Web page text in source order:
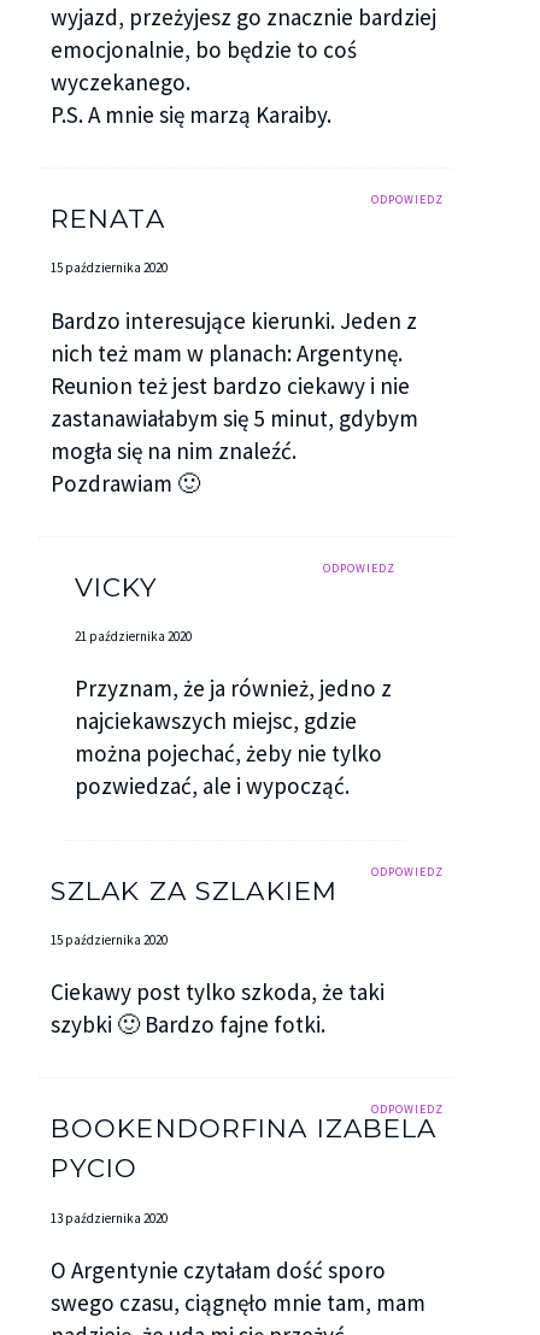
wyjazd, przeżyjesz go znacznie bardziej
emocjonalnie, bo będzie to coś
wyczekanego.
P.S. A mnie się marzą Karaiby.
ODPOWIEDZ
RENATA
15 października 2020
Bardzo interesujące kierunki. Jeden z
nich też mam w planach: Argentynę.
Reunion też jest bardzo ciekawy i nie
zastanawiałabym się 5 minut, gdybym
mogła się na nim znaleźć.
Pozdrawiam 🙂
ODPOWIEDZ
VICKY
21 października 2020
Przyznam, że ja również, jedno z
najciekawszych miejsc, gdzie
można pojechać, żeby nie tylko
pozwiedzać, ale i wypocząć.
ODPOWIEDZ
SZLAK ZA SZLAKIEM
15 października 2020
Ciekawy post tylko szkoda, że taki
szybki 🙂 Bardzo fajne fotki.
ODPOWIEDZ
BOOKENDORFINA IZABELA
PYCIO
13 października 2020
O Argentynie czytałam dość sporo
swego czasu, ciągnęło mnie tam, mam